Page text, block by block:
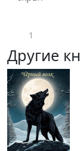
1
Другие